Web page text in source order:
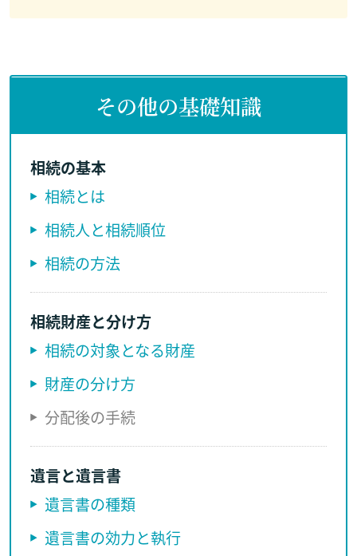
その他の基礎知識
相続の基本
相続とは
相続人と相続順位
相続の方法
相続財産と分け方
相続の対象となる財産
財産の分け方
分配後の手続
遺言と遺言書
遺言書の種類
遺言書の効力と執行